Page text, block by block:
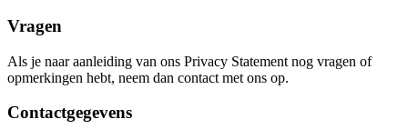
Vragen
Als je naar aanleiding van ons Privacy Statement nog vragen of
opmerkingen hebt, neem dan contact met ons op.
Contactgegevens